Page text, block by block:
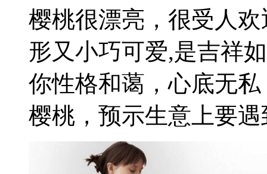
樱桃很漂亮，很受人
形又小巧可爱,是吉祥
你性格和蔼，心底无
樱桃，预示生意上要遇